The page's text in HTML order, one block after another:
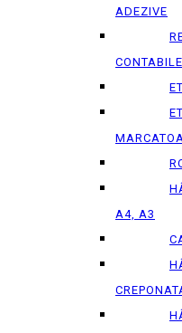
ADEZIVE
CONTABILE
A4, A3